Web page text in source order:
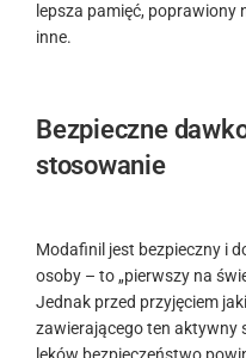
lepsza pamięć, poprawiony
inne.
Bezpieczne
stosowanie
Modafinil jest bezpieczny i
osoby – to „pierwszy na
Jednak przed przyjęciem
zawierającego ten aktywny
leków bezpieczeństwo